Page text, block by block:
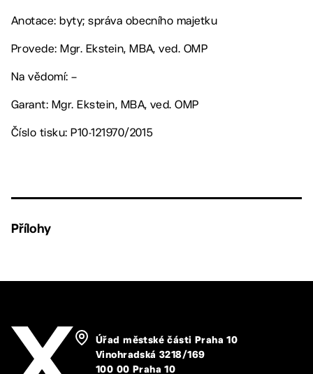
Anotace: byty; správa obecního majetku
Provede: Mgr. Ekstein, MBA, ved. OMP
Na vědomí: –
Garant: Mgr. Ekstein, MBA, ved. OMP
Číslo tisku: P10-121970/2015
Přílohy
Úřad městské části Praha 10
Vinohradská 3218/169
100 00 Praha 10